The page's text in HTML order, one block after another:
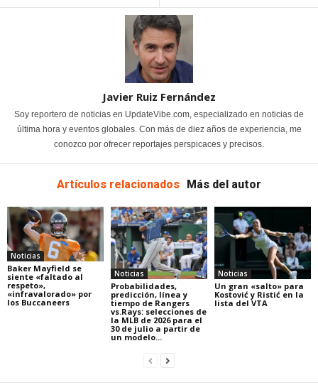
Javier Ruiz Fernández
Soy reportero de noticias en UpdateVibe.com, especializado en noticias de
última hora y eventos globales. Con más de diez años de experiencia, me
conozco por ofrecer reportajes perspicaces y precisos.
Artículos relacionados Más del autor
Noticias
Baker Mayfield se
siente «faltado al
respeto»,
«infravalorado» por
los Buccaneers
Noticias
Probabilidades,
predicción, línea y
tiempo de Rangers
vs.Rays: selecciones de
la MLB de 2026 para el
30 de julio a partir de
un modelo...
Noticias
Un gran «salto» para
Kostović y Ristić en la
lista del VTA